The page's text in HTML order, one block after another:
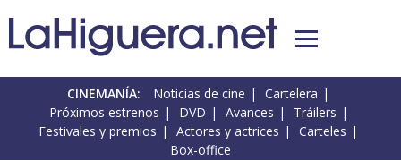
CINEMANÍA: Noticias de cine
Cartelera
Próximos estrenos
DVD Avances
Tráilers
Festivales y premios
Actores y actrices
Carteles
Box-office